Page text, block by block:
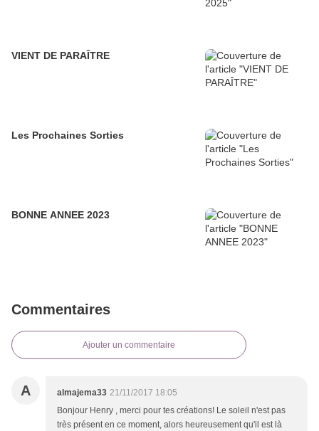
VIENT DE PARAÎTRE
Les Prochaines Sorties
BONNE ANNEE 2023
Commentaires
Ajouter un commentaire
A almajema33 21/11/2017 18:05
Bonjour Henry , merci pour tes créations! Le soleil n'est pas
très présent en ce moment, alors heureusement qu'il est là